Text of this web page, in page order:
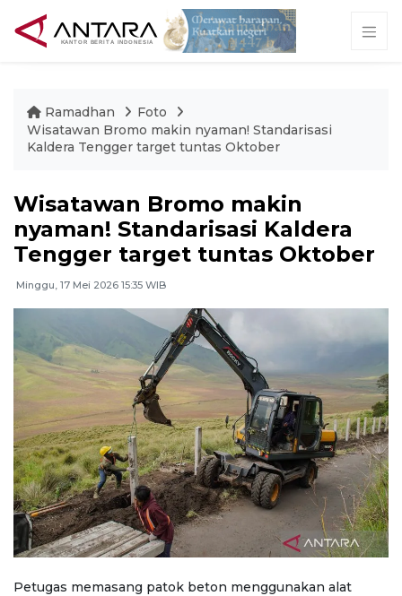
Ramadhan
Foto
Wisatawan Bromo makin nyaman! Standarisasi
Kaldera Tengger target tuntas Oktober
Wisatawan Bromo makin
nyaman! Standarisasi Kaldera
Tengger target tuntas Oktober
Minggu, 17 Mei 2026 15:35 WIB
Petugas memasang patok beton menggunakan alat